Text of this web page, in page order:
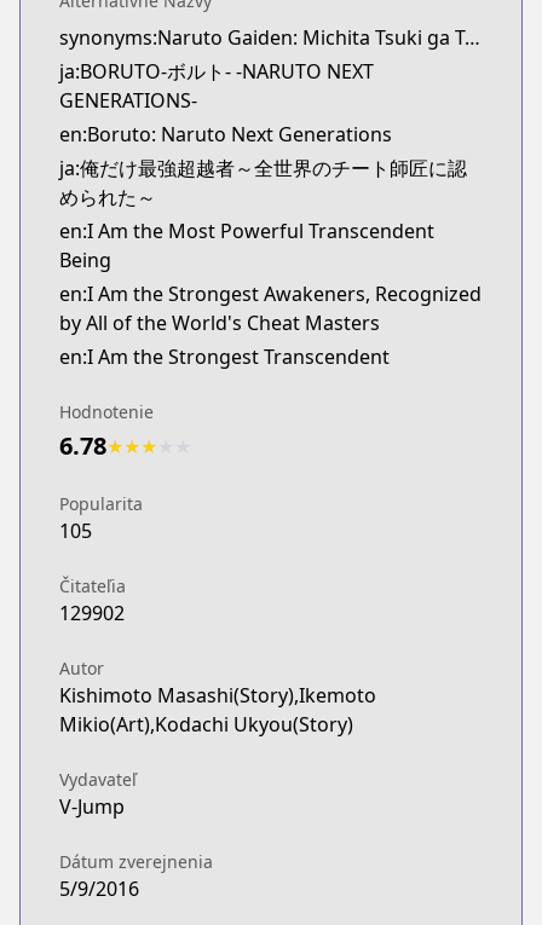
Viz
https://www.viz.com/shonenjump/chapters/
Shonen Jump
Shonen Jump
https://www.shonenjump.com/j/rensai/
MANGA Plus
MANGA Plus
https://mangaplus.shueisha.co.jp/titles/100006
synonyms:Naruto Gaiden: Michita Tsuki ga Terasu Michi,Naruto: The Path Lit by the Full Moon
ja:BORUTO-ボルト- -NARUTO NEXT
GENERATIONS-
en:Boruto: Naruto Next Generations
ja:俺だけ最強超越者～全世界のチート師匠に認
められた～
en:I Am the Most Powerful Transcendent
Being
en:I Am the Strongest Awakeners, Recognized
by All of the World's Cheat Masters
en:I Am the Strongest Transcendent
Hodnotenie
6.78★★★
Popularita
105
Čitateľia
129902
Autor
Kishimoto Masashi(Story),Ikemoto
Mikio(Art),Kodachi Ukyou(Story)
Vydavateľ
V-Jump
Dátum zverejnenia
5/9/2016